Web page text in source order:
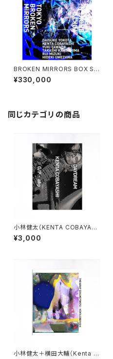
BROKEN MIRRORS BOX SE
T
¥330,000
同じカテゴリの商品
小林健太（KENTA COBAYAS
HI）DAYDREAM
¥3,000
小林健太＋横田大輔（Kenta C